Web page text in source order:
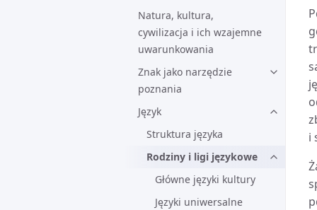
Natura, kultura,
cywilizacja i ich wzajemne
uwarunkowania
Znak jako narzędzie
poznania
Język
Struktura języka
Rodziny i ligi językowe
Główne języki kultury
Języki uniwersalne
i